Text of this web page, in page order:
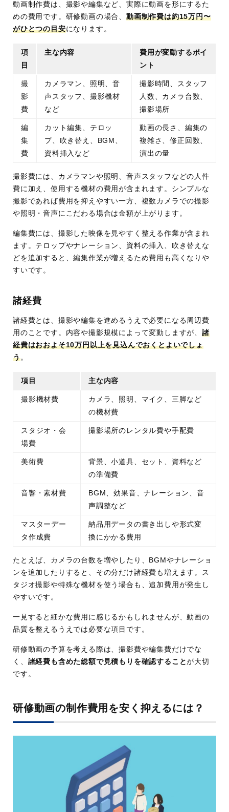
動画制作費は、撮影や編集など、実際に動画を形にするた
めの費用です。研修動画の場合、 動画制作費は約15万円〜
がひとつの目安になります。
項
目
主な内容
費用が変動するポイ
ント
撮
影
費
カメラマン、照明、音
声スタッフ、撮影機材
など
撮影時間、スタッフ
人数、カメラ台数、
撮影場所
編
集
費
カット編集、テロッ
プ、吹き替え、BGM、
資料挿入など
動画の長さ、編集の
複雑さ、修正回数、
演出の量
撮影費には、カメラマンや照明、音声スタッフなどの人件
費に加え、使用する機材の費用が含まれます。シンプルな
撮影であれば費用を抑えやすい一方、複数カメラでの撮影
や照明・音声にこだわる場合は金額が上がります。
編集費には、撮影した映像を見やすく整える作業が含まれ
ます。テロップやナレーション、資料の挿入、吹き替えな
どを追加すると、編集作業が増えるため費用も高くなりや
すいです。
諸経費
諸経費とは、撮影や編集を進めるうえで必要になる周辺費
用のことです。内容や撮影規模によって変動しますが、諸
経費はおおよそ10万円以上を見込んでおくとよいでしょ
う。
項目 主な内容
撮影機材費
カメラ、照明、マイク、三脚など
の機材費
スタジオ・会
場費
撮影場所のレンタル費や手配費
美術費
背景、小道具、セット、資料など
の準備費
音響・素材費
BGM、効果音、ナレーション、音
声調整など
マスターデー
タ作成費
納品用データの書き出しや形式変
換にかかる費用
たとえば、カメラの台数を増やしたり、BGMやナレーショ
ンを追加したりすると、その分だけ諸経費も増えます。ス
タジオ撮影や特殊な機材を使う場合も、追加費用が発生し
やすいです。
一見すると細かな費用に感じるかもしれませんが、動画の
品質を整えるうえでは必要な項目です。
研修動画の予算を考える際は、撮影費や編集費だけでな
く、 諸経費も含めた総額で見積もりを確認することが大切
です。
研修動画の制作費用を安く抑えるには？